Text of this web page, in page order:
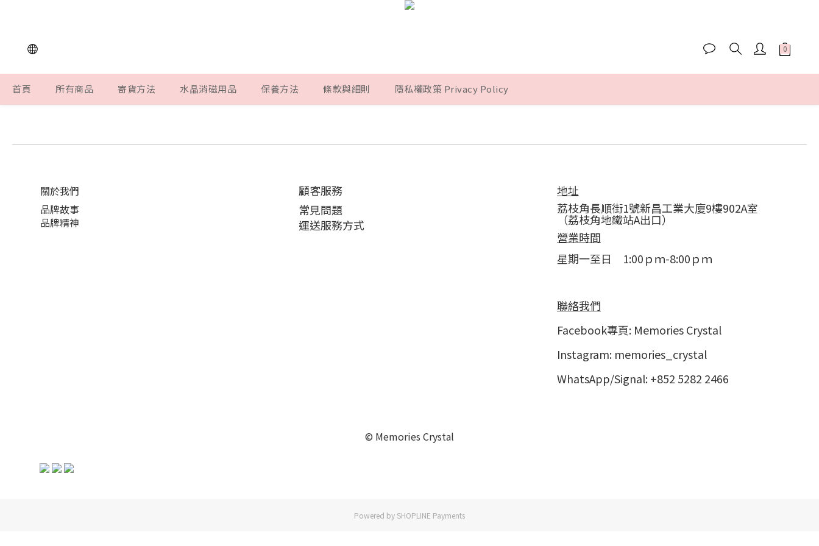
首頁 所有商品 寄貨方法 水晶消磁用品 保養方法 條款與細則 隱私權政策 Privacy Policy
關於我們
品牌故事
品牌精神
顧客服務
常見問題
運送服務方式
地址
荔枝角長順街1號新昌工業大廈9樓902A室
（荔枝角地鐵站A出口）
營業時間
星期一至日 1:00ｐｍ-8:00ｐｍ
聯絡我們
Facebook專頁: Memories Crystal
Instagram: memories_crystal
WhatsApp/Signal: +852 5282 2466
© Memories Crystal
Powered by SHOPLINE Payments